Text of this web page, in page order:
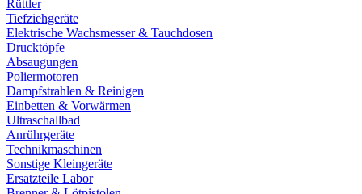
Rüttler
Tiefziehgeräte
Elektrische Wachsmesser & Tauchdosen
Drucktöpfe
Absaugungen
Poliermotoren
Dampfstrahlen & Reinigen
Einbetten & Vorwärmen
Ultraschallbad
Anrührgeräte
Technikmaschinen
Sonstige Kleingeräte
Ersatzteile Labor